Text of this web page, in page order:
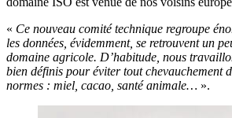
« Ce nouveau comité technique regroupe
les données, évidemment, se retrouvent un
domaine agricole. D’habitude, nous
bien définis pour éviter tout chevauchement
normes : miel, cacao, santé animale… ».